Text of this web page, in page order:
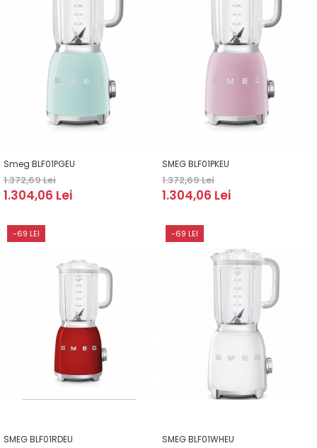
Smeg BLF01PGEU
1.372,69 Lei
1.304,06 Lei
SMEG BLF01PKEU
1.372,69 Lei
1.304,06 Lei
-69 LEI
SMEG BLF01RDEU
-69 LEI
SMEG BLF01WHEU